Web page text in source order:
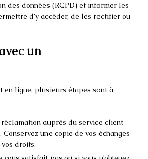
des données (RGPD) et informer les
d’y accéder, de les rectifier ou
un
en ligne, plusieurs étapes sont à
auprès du service client
une copie de vos échanges
droits.